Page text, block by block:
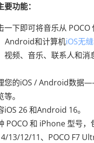
功能：
一下即可将音乐从 POCO
Android和计算机iOS无
视频、音乐、联系人和消
您的iOS / Android数据
。
iOS 26 和Android 16。
POCO 和 iPhone 型号
13/12/11、POCO F7